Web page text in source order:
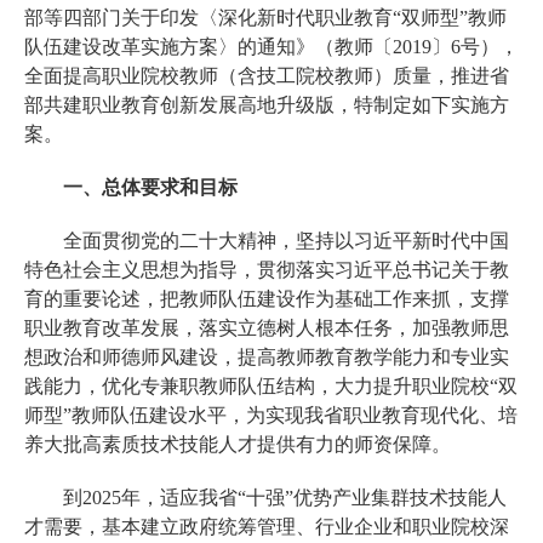
部等四部门关于印发〈深化新时代职业教育“双师型”教师
队伍建设改革实施方案〉的通知》（教师〔2019〕6号），
全面提高职业院校教师（含技工院校教师）质量，推进省
部共建职业教育创新发展高地升级版，特制定如下实施方
案。
一、总体要求和目标
全面贯彻党的二十大精神，坚持以习近平新时代中国
特色社会主义思想为指导，贯彻落实习近平总书记关于教
育的重要论述，把教师队伍建设作为基础工作来抓，支撑
职业教育改革发展，落实立德树人根本任务，加强教师思
想政治和师德师风建设，提高教师教育教学能力和专业实
践能力，优化专兼职教师队伍结构，大力提升职业院校“双
师型”教师队伍建设水平，为实现我省职业教育现代化、培
养大批高素质技术技能人才提供有力的师资保障。
到2025年，适应我省“十强”优势产业集群技术技能人
才需要，基本建立政府统筹管理、行业企业和职业院校深